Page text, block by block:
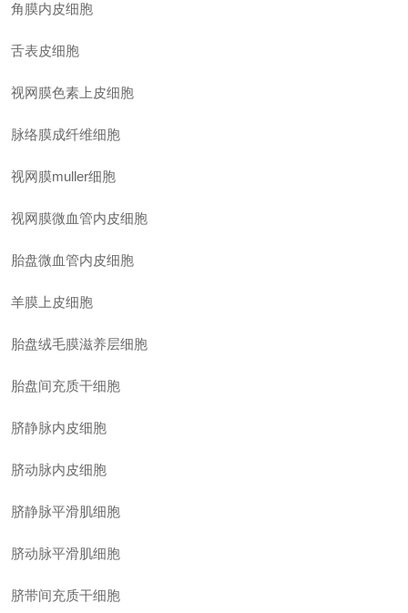
角膜内皮细胞
舌表皮细胞
视网膜色素上皮细胞
脉络膜成纤维细胞
视网膜muller细胞
视网膜微血管内皮细胞
胎盘微血管内皮细胞
羊膜上皮细胞
胎盘绒毛膜滋养层细胞
胎盘间充质干细胞
脐静脉内皮细胞
脐动脉内皮细胞
脐静脉平滑肌细胞
脐动脉平滑肌细胞
脐带间充质干细胞